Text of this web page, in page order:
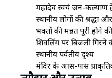
महादेव स्वयं जन-कल्याण
स्थानीय लोगों की श्रद्धा
भक्तों की मन्नत पूरी होने
शिवलिंग पर बिजली गिरने
स्थानीय पर्वतीय दृश्य
मंदिर के आस-पास